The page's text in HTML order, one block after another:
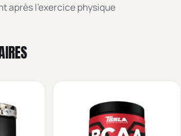
après l’exercice physique